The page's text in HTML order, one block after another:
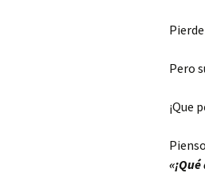
Pero
¡Que